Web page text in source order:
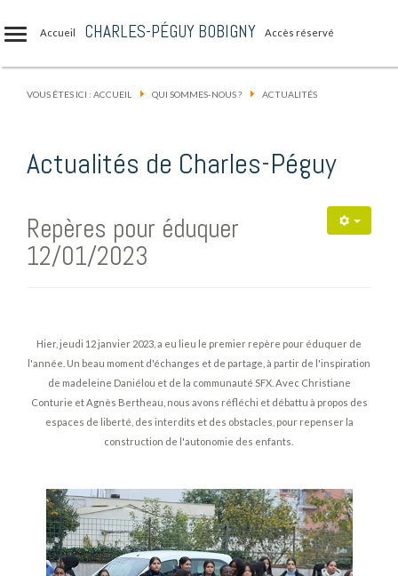
Accueil CHARLES-PÉGUY BOBIGNY Accès réservé
VOUS ÊTES ICI : ACCUEIL QUI SOMMES-NOUS ? ACTUALITÉS
Actualités de Charles-Péguy
Repères pour éduquer
12/01/2023
Hier, jeudi 12 janvier 2023, a eu lieu le premier repère pour éduquer de
l'année. Un beau moment d'échanges et de partage, à partir de l'inspiration
de madeleine Daniélou et de la communauté SFX. Avec Christiane
Conturie et Agnès Bertheau, nous avons réfléchi et débattu à propos des
espaces de liberté, des interdits et des obstacles, pour repenser la
construction de l'autonomie des enfants.